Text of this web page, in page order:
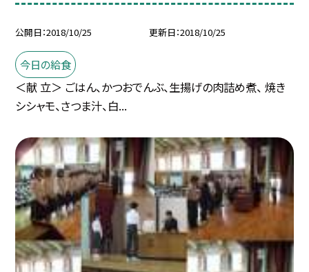
公開日 2018/10/25 更新日 2018/10/25
今日の給食
＜献 立＞ ごはん、かつおでんぶ、生揚げの肉詰め煮、 焼き
シシャモ、さつま汁、白...